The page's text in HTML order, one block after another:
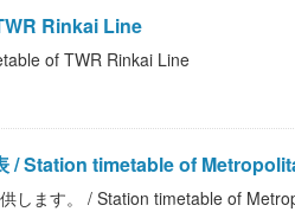
Rinkai Line
of TWR Rinkai Line
/ Station timetable of
します。 / Station timetable of